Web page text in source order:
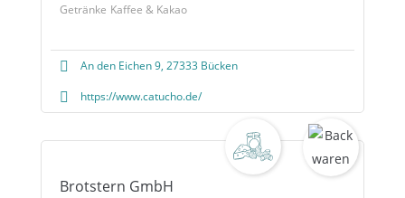
Getränke Kaffee & Kakao
An den Eichen 9, 27333 Bücken
https://www.catucho.de/
Brotstern GmbH